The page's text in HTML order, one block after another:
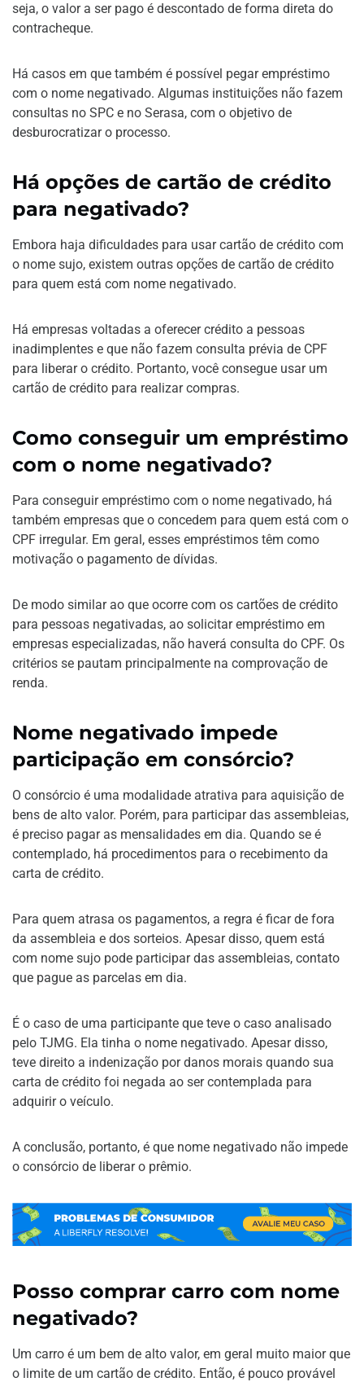
seja, o valor a ser pago é descontado de forma direta do
contracheque.
Há casos em que também é possível pegar empréstimo
com o nome negativado. Algumas instituições não fazem
consultas no SPC e no Serasa, com o objetivo de
desburocratizar o processo.
Há opções de cartão de crédito
para negativado?
Embora haja dificuldades para usar cartão de crédito com
o nome sujo, existem outras opções de cartão de crédito
para quem está com nome negativado.
Há empresas voltadas a oferecer crédito a pessoas
inadimplentes e que não fazem consulta prévia de CPF
para liberar o crédito. Portanto, você consegue usar um
cartão de crédito para realizar compras.
Como conseguir um empréstimo
com o nome negativado?
Para conseguir empréstimo com o nome negativado, há
também empresas que o concedem para quem está com o
CPF irregular. Em geral, esses empréstimos têm como
motivação o pagamento de dívidas.
De modo similar ao que ocorre com os cartões de crédito
para pessoas negativadas, ao solicitar empréstimo em
empresas especializadas, não haverá consulta do CPF. Os
critérios se pautam principalmente na comprovação de
renda.
Nome negativado impede
participação em consórcio?
O consórcio é uma modalidade atrativa para aquisição de
bens de alto valor. Porém, para participar das assembleias,
é preciso pagar as mensalidades em dia. Quando se é
contemplado, há procedimentos para o recebimento da
carta de crédito.
Para quem atrasa os pagamentos, a regra é ficar de fora
da assembleia e dos sorteios. Apesar disso, quem está
com nome sujo pode participar das assembleias, contato
que pague as parcelas em dia.
É o caso de uma participante que teve o caso analisado
pelo TJMG. Ela tinha o nome negativado. Apesar disso,
teve direito a indenização por danos morais quando sua
carta de crédito foi negada ao ser contemplada para
adquirir o veículo.
A conclusão, portanto, é que nome negativado não impede
o consórcio de liberar o prêmio.
Posso comprar carro com nome
negativado?
Um carro é um bem de alto valor, em geral muito maior que
o limite de um cartão de crédito. Então, é pouco provável